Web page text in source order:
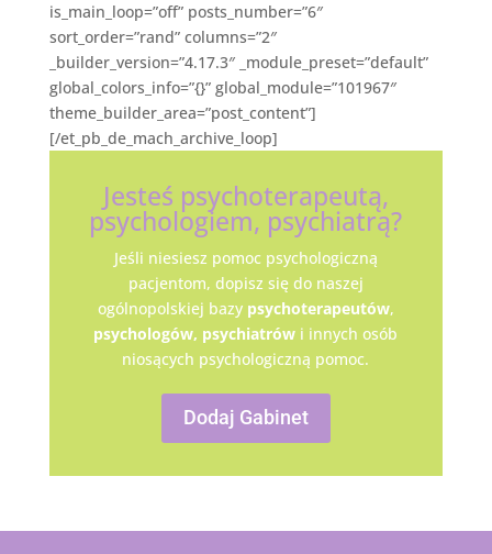
is_main_loop=”off” posts_number=”6″
sort_order=”rand” columns=”2″
_builder_version=”4.17.3″ _module_preset=”default”
global_colors_info=”{}” global_module=”101967″
theme_builder_area=”post_content”]
[/et_pb_de_mach_archive_loop]
Jesteś psychoterapeutą,
psychologiem, psychiatrą?
Jeśli niesiesz pomoc psychologiczną
pacjentom, dopisz się do naszej
ogólnopolskiej bazy psychoterapeutów,
psychologów, psychiatrów i innych osób
niosących psychologiczną pomoc.
Dodaj Gabinet